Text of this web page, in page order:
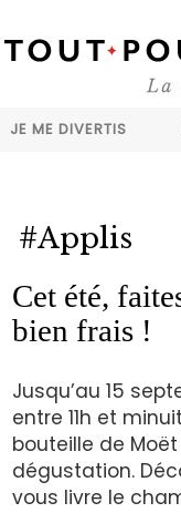
JE ME DIVERTIS
#Applis
Cet été,
bien frais !
Jusqu’au 15
entre 11h et
bouteille de
dégustation.
vous livre le